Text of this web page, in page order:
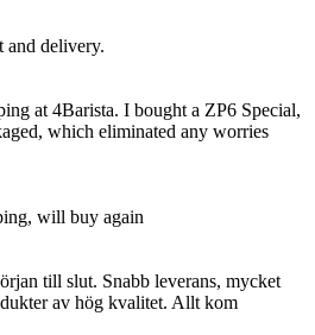
and delivery.
at 4Barista. I bought a ZP6 Special,
which eliminated any worries
will buy again
till slut. Snabb leverans, mycket
av hög kvalitet. Allt kom